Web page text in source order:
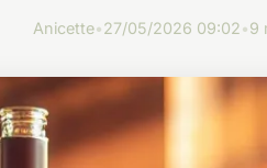
Anicette•27/05/2026 09:02•9